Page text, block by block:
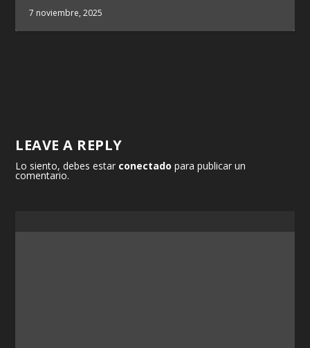
7 noviembre, 2025
LEAVE A REPLY
Lo siento, debes estar conectado para publicar un
comentario.